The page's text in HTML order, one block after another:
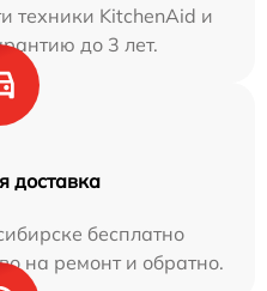
техники KitchenAid и
до 3 лет.
доставка
бесплатно
на ремонт и обратно.